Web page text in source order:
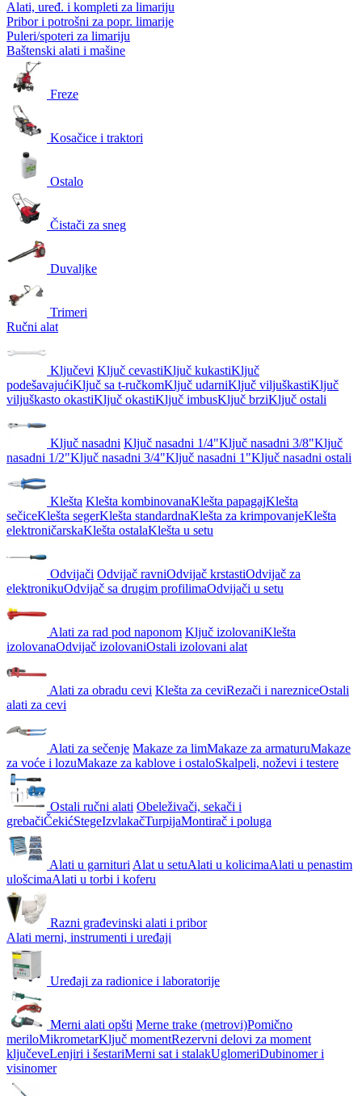
Alati, uređ. i kompleti za limariju
Pribor i potrošni za popr. limarije
Puleri/spoteri za limariju
Baštenski alati i mašine
Freze
Kosačice i traktori
Ostalo
Čistači za sneg
Duvaljke
Trimeri
Ručni alat
Ključevi Ključ cevastiKljuč kukastiKljuč
podešavajućiKljuč sa t-ručkomKljuč udarniKljuč viljuškastiKljuč
viljuškasto okastiKljuč okastiKljuč imbusKljuč brziKljuč ostali
Ključ nasadni Ključ nasadni 1/4"Ključ nasadni 3/8"Ključ
nasadni 1/2"Ključ nasadni 3/4"Ključ nasadni 1"Ključ nasadni ostali
Klešta Klešta kombinovanaKlešta papagajKlešta
sečiceKlešta segerKlešta standardnaKlešta za krimpovanjeKlešta
elektroničarskaKlešta ostalaKlešta u setu
Odvijači Odvijač ravniOdvijač krstastiOdvijač za
elektronikuOdvijač sa drugim profilimaOdvijači u setu
Alati za rad pod naponom Ključ izolovaniKlešta
izolovanaOdvijač izolovaniOstali izolovani alat
Alati za obradu cevi Klešta za ceviRezači i narezniceOstali
alati za cevi
Alati za sečenje Makaze za limMakaze za armaturuMakaze
za voće i lozuMakaze za kablove i ostaloSkalpeli, noževi i testere
Ostali ručni alati Obeleživači, sekači i
grebačiČekićStegeIzvlakačTurpijaMontirač i poluga
Alati u garnituri Alat u setuAlati u kolicimaAlati u penastim
ulošcimaAlati u torbi i koferu
Razni građevinski alati i pribor
Alati merni, instrumenti i uređaji
Uređaji za radionice i laboratorije
Merni alati opšti Merne trake (metrovi)Pomično
meriloMikrometarKljuč momentRezervni delovi za moment
ključeveLenjiri i šestariMerni sat i stalakUglomeriDubinomer i
visinomer